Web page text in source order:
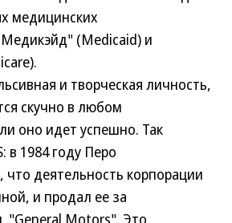
медицинских
(Medicaid) и
и творческая личность,
скучно в любом
оно идет успешно. Так
в 1984 году Перо
деятельность корпорации
и продал ее за
Motors". Это